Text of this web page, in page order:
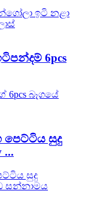
6pcs
පෙට්ටිය සුදු